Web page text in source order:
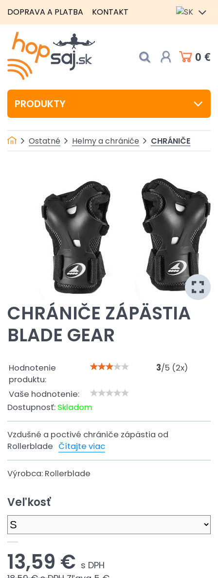
DOPRAVA A PLATBA KONTAKT
0 €
PRODUKTY
Ostatné Helmy a chrániče CHRÁNIČE
CHRÁNIČE ZÁPÄSTIA
BLADE GEAR
Hodnotenie
produktu:
3/5 (2x)
Vaše hodnotenie:
Dostupnosť: Skladom
Vzdušné a poctivé chrániče zápästia od
Rollerblade Čítajte viac
Výrobca: Rollerblade
Veľkosť
13,59 € s DPH